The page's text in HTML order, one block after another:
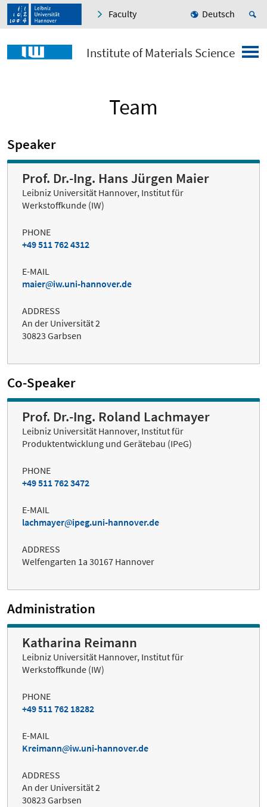
Faculty Deutsch
Institute of Materials Science
Team
Speaker
Prof. Dr.-Ing. Hans Jürgen Maier
Leibniz Universität Hannover, Institut für
Werkstoffkunde (IW)
PHONE
+49 511 762 4312
E-MAIL
maier
iw.uni-hannover.de
ADDRESS
An der Universität 2
30823 Garbsen
Co-Speaker
Prof. Dr.-Ing. Roland Lachmayer
Leibniz Universität Hannover, Institut für
Produktentwicklung und Gerätebau (IPeG)
PHONE
+49 511 762 3472
E-MAIL
lachmayer
ipeg.uni-hannover.de
ADDRESS
Welfengarten 1a 30167 Hannover
Administration
Katharina Reimann
Leibniz Universität Hannover, Institut für
Werkstoffkunde (IW)
PHONE
+49 511 762 18282
E-MAIL
Kreimann
iw.uni-hannover.de
ADDRESS
An der Universität 2
30823 Garbsen